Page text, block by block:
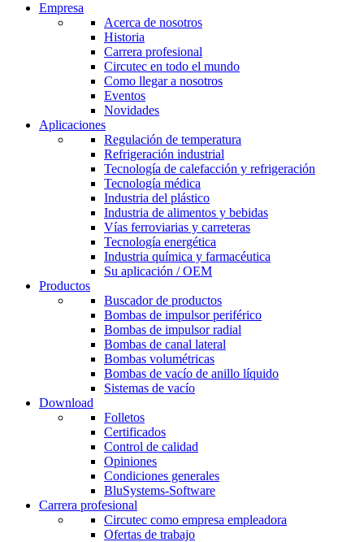
Empresa
Acerca de nosotros
Historia
Carrera profesional
Circutec en todo el mundo
Como llegar a nosotros
Eventos
Novidades
Aplicaciones
Regulación de temperatura
Refrigeración industrial
Tecnología de calefacción y refrigeración
Tecnología médica
Industria del plástico
Industria de alimentos y bebidas
Vías ferroviarias y carreteras
Tecnología energética
Industria química y farmacéutica
Su aplicación / OEM
Productos
Buscador de productos
Bombas de impulsor periférico
Bombas de impulsor radial
Bombas de canal lateral
Bombas volumétricas
Bombas de vacío de anillo líquido
Sistemas de vacío
Download
Folletos
Certificados
Control de calidad
Opiniones
Condiciones generales
BluSystems-Software
Carrera profesional
Circutec como empresa empleadora
Ofertas de trabajo